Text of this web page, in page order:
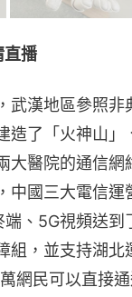
直播
武漢地區參照非
造了「火神山」
大醫院的通信網
中國三大電信運
、5G視頻送到
組，並支持湖北
網民可以直接